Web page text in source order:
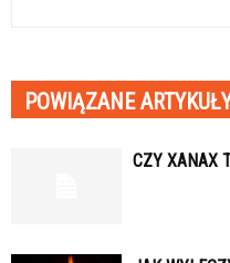
POWIĄZANE
CZY XANAX